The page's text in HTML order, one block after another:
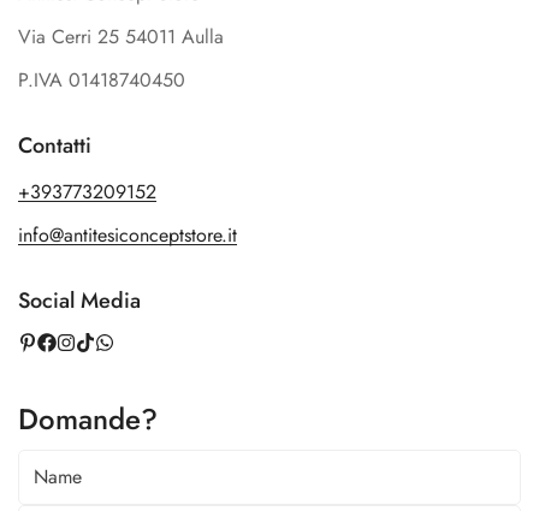
Domande?
Via Cerri 25 54011 Aulla
P.IVA 01418740450
Contatti
+393773209152
info@antitesiconceptstore.it
Social Media